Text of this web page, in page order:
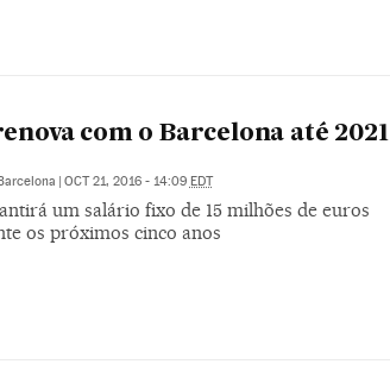
com o Barcelona até 2021
Barcelona OCT 21, 2016 - 14:09 EDT
um salário fixo de 15 milhões de euros
os próximos cinco anos